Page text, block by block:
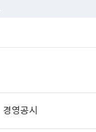
경영공시